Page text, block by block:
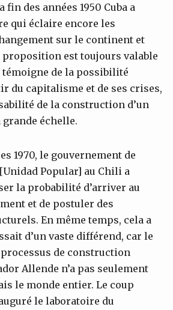
fin des années 1950 Cuba a
qui éclaire encore les
sur le continent et
proposition est toujours valable
témoigne de la possibilité
du capitalisme et de ses crises,
de la construction d’un
échelle.
1970, le gouvernement de
Popular] au Chili a
la probabilité d’arriver au
et de postuler des
En même temps, cela a
d’un vaste différend, car le
de construction
Allende n’a pas seulement
le monde entier. Le coup
le laboratoire du